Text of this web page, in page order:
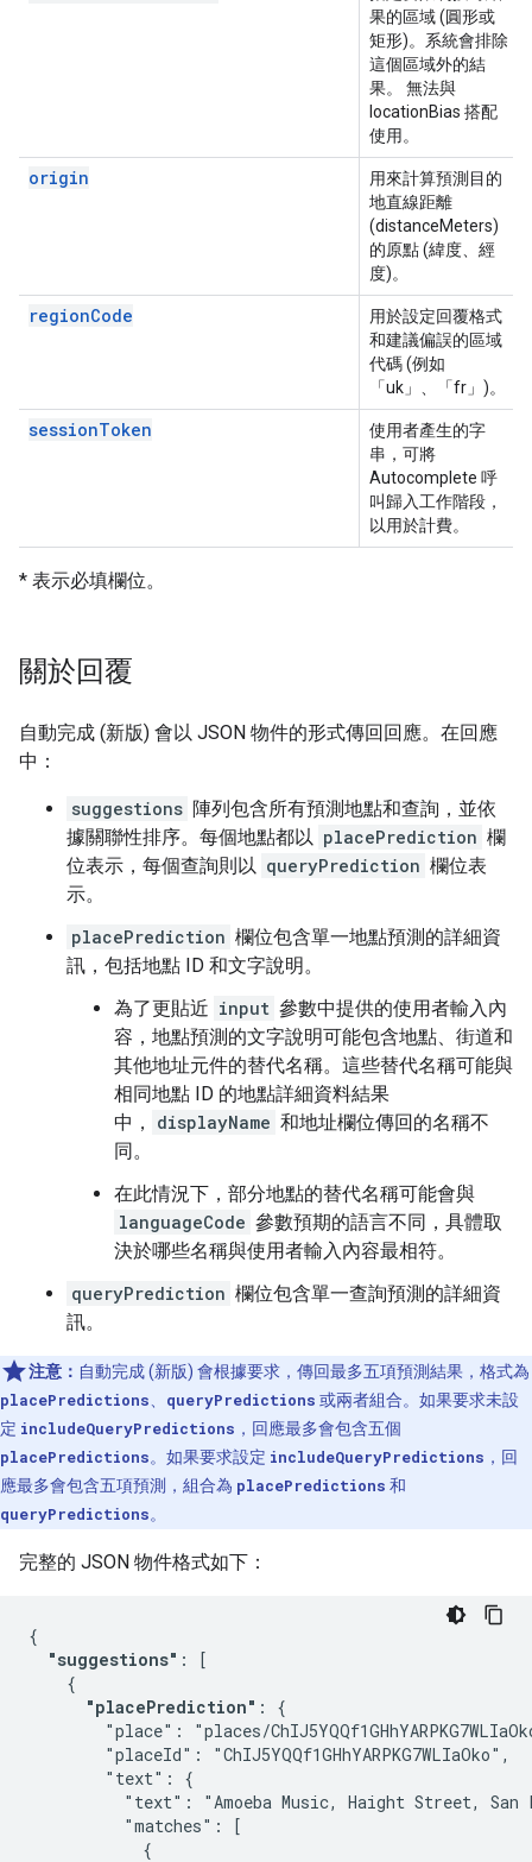
果的區域 (圓形或
矩形)。系統會排除
這個區域外的結
果。 無法與
locationBias 搭配
使用。
origin
用來計算預測目的
地直線距離
(distanceMeters)
的原點 (緯度、經
度)。
regionCode
用於設定回覆格式
和建議偏誤的區域
代碼 (例如
「uk」、「fr」)。
sessionToken
使用者產生的字
串，可將
Autocomplete 呼
叫歸入工作階段，
以用於計費。
* 表示必填欄位。
關於回覆
自動完成 (新版) 會以 JSON 物件的形式傳回回應。在回應
中：
suggestions 陣列包含所有預測地點和查詢，並依
據關聯性排序。每個地點都以 placePrediction 欄
位表示，每個查詢則以 queryPrediction 欄位表
示。
placePrediction 欄位包含單一地點預測的詳細資
訊，包括地點 ID 和文字說明。
為了更貼近 input 參數中提供的使用者輸入內
容，地點預測的文字說明可能包含地點、街道和
其他地址元件的替代名稱。這些替代名稱可能與
相同地點 ID 的地點詳細資料結果
中，
displayName 和地址欄位傳回的名稱不
同。
在此情況下，部分地點的替代名稱可能會與
languageCode 參數預期的語言不同，具體取
決於哪些名稱與使用者輸入內容最相符。
queryPrediction 欄位包含單一查詢預測的詳細資
訊。
注意： 自動完成 (新版) 會根據要求，傳回最多五項預測結果，格式為
placePredictions
queryPredictions 或兩者組合。如果要求未設
定 includeQueryPredictions ，回應最多會包含五個
placePredictions。如果要求設定 includeQueryPredictions ，回
應最多會包含五項預測，組合為 placePredictions 和
queryPredictions。
完整的 JSON 物件格式如下：
{
"suggestions" : [
    {
"placePrediction" : {
"place": "places/
        "placeId": "ChIJ5YQQf1GHhYARPKG7WLIaOko",
        "text": {
"text": "Amoeba Music, Haight Street, San
          "matches": [
            {